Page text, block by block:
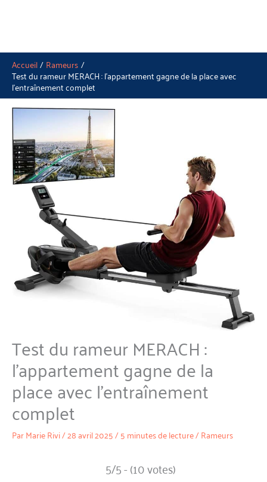
Accueil Rameurs
Test du rameur MERACH : l’appartement gagne de la place avec
l’entraînement complet
Test du rameur MERACH :
l’appartement gagne de la
place avec l’entraînement
complet
ParMarie Rivi/28 avril 2025/5 minutes de lecture/Rameurs
5/5 - (10 votes)